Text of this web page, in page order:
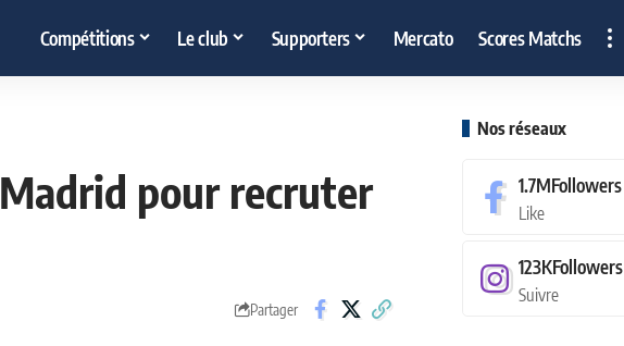
Compétitions Le club Supporters Mercato Scores Matchs
pour recruter
Partager
Nos réseaux
1.7MFollowers
Like
123KFollowers
Suivre